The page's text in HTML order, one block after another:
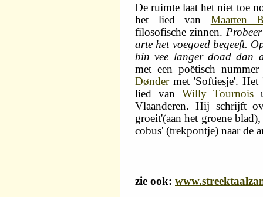
De ruimte laat het niet toe
het lied van Maarten
filosofische zinnen.
arte het voegoed begeeft.
bin vee langer doad dan
met een poëtisch
Døndermet 'Softiesje'. Het
lied van Willy Tournois
Vlaanderen. Hij schrijft
groeit'(aan het groene
cobus' (trekpontje) naar de
zie ook: